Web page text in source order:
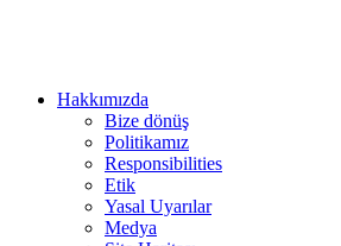
Hakkımızda
Bize dönüş
Politikamız
Responsibilities
Etik
Yasal Uyarılar
Medya